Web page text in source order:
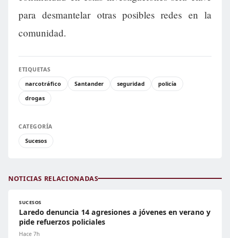
para desmantelar otras posibles redes en la
comunidad.
ETIQUETAS
narcotráfico
Santander seguridad
policía
drogas
CATEGORÍA
Sucesos
NOTICIAS RELACIONADAS
SUCESOS
Laredo denuncia 14 agresiones a jóvenes en verano y
pide refuerzos policiales
Hace 7h